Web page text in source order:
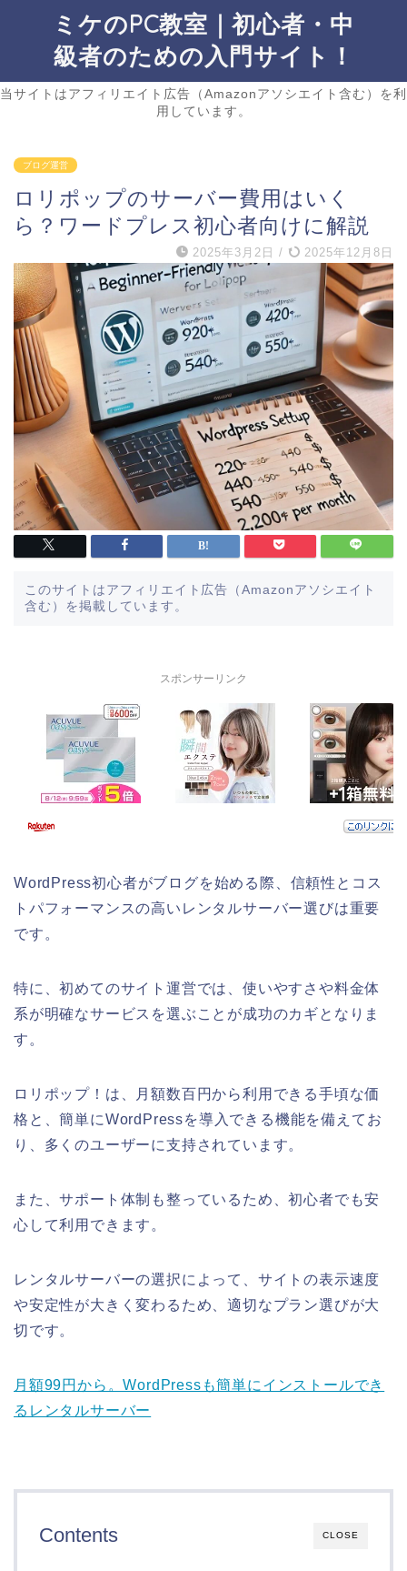
ミケのPC教室｜初心者・中
級者のための入門サイト！
当サイトはアフィリエイト広告（Amazonアソシエイト含む）を利
用しています。
ブログ運営
ロリポップのサーバー費用はいく
ら？ワードプレス初心者向けに解説
2025年3月2日 / 2025年12月8日
このサイトはアフィリエイト広告（Amazonアソシエイト
含む）を掲載しています。
スポンサーリンク
WordPress初心者がブログを始める際、信頼性とコス
トパフォーマンスの高いレンタルサーバー選びは重要
です。
特に、初めてのサイト運営では、使いやすさや料金体
系が明確なサービスを選ぶことが成功のカギとなりま
す。
ロリポップ！は、月額数百円から利用できる手頃な価
格と、簡単にWordPressを導入できる機能を備えてお
り、多くのユーザーに支持されています。
また、サポート体制も整っているため、初心者でも安
心して利用できます。
レンタルサーバーの選択によって、サイトの表示速度
や安定性が大きく変わるため、適切なプラン選びが大
切です。
月額99円から。WordPressも簡単にインストールでき
るレンタルサーバー
CLOSE
Contents